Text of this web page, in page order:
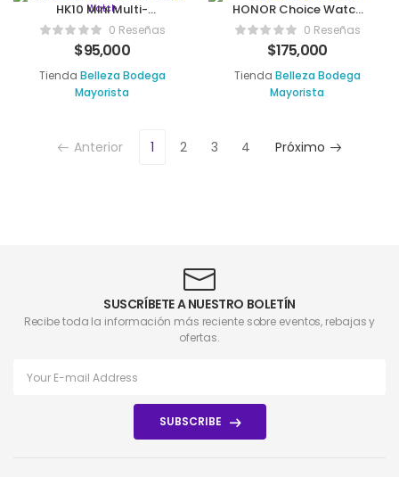
HK10 Mini Multi-
Funcional Smart Watch
0 Reseñas
$95,000
Tienda Belleza Bodega
Mayorista
HONOR Choice Watch
2i 0 Reseñas
$175,000
Tienda Belleza Bodega
Mayorista
Anterior 1 2 3 4 Próximo
SUSCRÍBETE A NUESTRO BOLETÍN
Recibe toda la información más reciente sobre eventos, rebajas y
ofertas.
SUBSCRIBE